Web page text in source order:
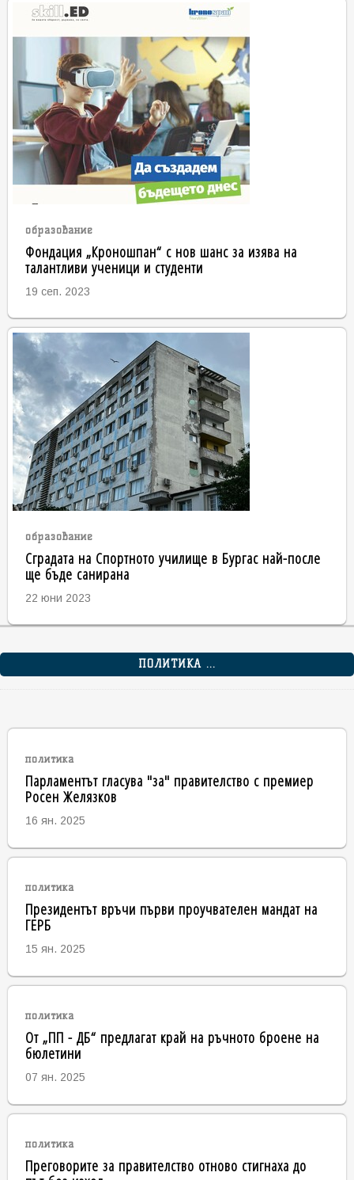
образование
Фондация „Кроношпан“ с нов шанс за изява на
талантливи ученици и студенти
19 сеп. 2023
образование
Сградата на Спортното училище в Бургас най-после
ще бъде санирана
22 юни 2023
ПОЛИТИКА ...
политика
Парламентът гласува "за" правителство с премиер
Росен Желязков
16 ян. 2025
политика
Президентът връчи първи проучвателен мандат на
ГЕРБ
15 ян. 2025
политика
От „ПП - ДБ“ предлагат край на ръчното броене на
бюлетини
07 ян. 2025
политика
Преговорите за правителство отново стигнаха до